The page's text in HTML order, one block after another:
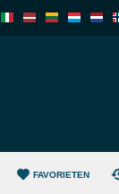
FAVORIETEN